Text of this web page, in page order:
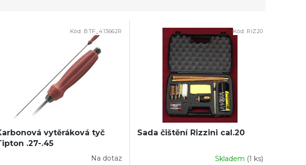
vytěráková tyč
.27-.45
Na dotaz
Kód: BTF_413662R
Sada čištění Rizzini cal.20
Skladem (1 ks)
Kód: RIZ20